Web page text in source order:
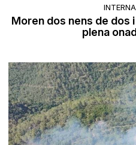
Moren dos nens de dos
plena